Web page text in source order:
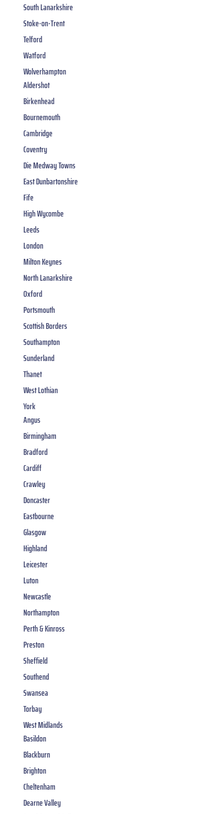
South Lanarkshire
Stoke-on-Trent
Telford
Watford
Wolverhampton
Aldershot
Birkenhead
Bournemouth
Cambridge
Coventry
Die Medway Towns
East Dunbartonshire
Fife
High Wycombe
Leeds
London
Milton Keynes
North Lanarkshire
Oxford
Portsmouth
Scottish Borders
Southampton
Sunderland
Thanet
West Lothian
York
Angus
Birmingham
Bradford
Cardiff
Crawley
Doncaster
Eastbourne
Glasgow
Highland
Leicester
Luton
Newcastle
Northampton
Perth & Kinross
Preston
Sheffield
Southend
Swansea
Torbay
West Midlands
Basildon
Blackburn
Brighton
Cheltenham
Dearne Valley